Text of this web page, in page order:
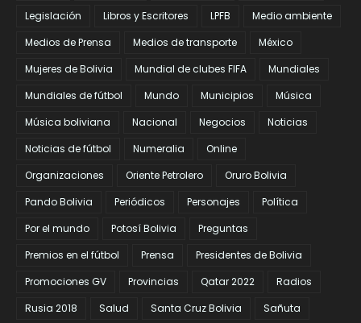
Legislación
Libros y Escritores LPFB
Medio ambiente
Medios de Prensa
Medios de transporte
México
Mujeres de Bolivia
Mundial de clubes FIFA
Mundiales
Mundiales de fútbol
Mundo Municipios
Música
Música boliviana
Nacional Negocios
Noticias
Noticias de fútbol
Numeralia
Online
Organizaciones
Oriente Petrolero
Oruro Bolivia
Pando Bolivia
Periódicos Personajes
Política
Por el mundo
Potosí Bolivia
Preguntas
Premios en el fútbol
Prensa
Presidentes de Bolivia
Promociones GV
Provincias Qatar 2022
Radios
Rusia 2018
Salud Santa Cruz Bolivia Sañuta